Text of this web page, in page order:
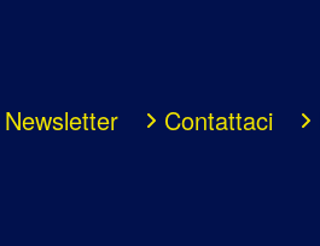
Newsletter Contattaci